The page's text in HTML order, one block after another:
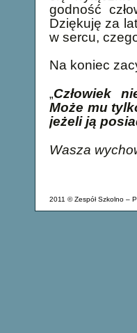
godność
Dziękuję za
w sercu,
Na koniec
„Człowiek
Może mu
jeżeli ją
Wasza
2011 © Zespół Szkolno –